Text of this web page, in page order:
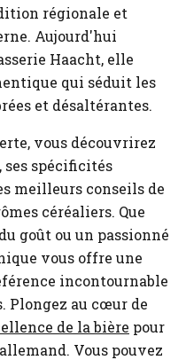
régionale et
Aujourd'hui
Haacht, elle
qui séduit les
et désaltérantes.
vous découvrirez
ses spécificités
meilleurs conseils de
céréaliers. Que
goût ou un passionné
vous offre une
incontournable
Plongez au cœur de
de la bière pour
Vous pouvez